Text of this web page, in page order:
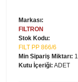
Markası:
FILTRON
Stok Kodu:
FILT PP 866/6
Min Sipariş Miktarı: 1
Kutu İçeriği: ADET